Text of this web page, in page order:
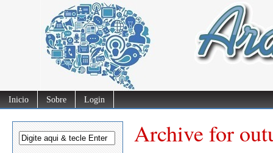
Inicio Sobre Login
Archive for